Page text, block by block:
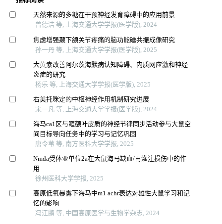
天然来源的多糖在干预神经发育障碍中的应用前景
曾德洁 等, 上海交通大学学报(医学版), 2024
焦虑增强颞下颌关节疼痛的脑功能磁共振成像研究
孙一丹 等, 上海交通大学学报(医学版), 2025
大黄素改善阿尔茨海默病认知障碍、内质网应激和神经
炎症的研究
杨乐 等, 上海交通大学学报(医学版), 2025
右美托咪定的中枢神经作用机制研究进展
宋一凡 等, 上海交通大学学报(医学版), 2024
海马ca1区与眶额叶皮质的神经节律同步活动参与大鼠空
间目标导向任务中的学习与记忆巩固
唐令苇 等, 南方医科大学学报, 2025
Nmda受体亚单位2a在大鼠海马缺血/再灌注损伤中的作
用
徐州医科大学学报, 2025
高原低氧暴露下海马中m1 achr表达对雄性大鼠学习和记
忆的影响
冯江鹏 等, 中国高原医学与生物学杂志, 2024